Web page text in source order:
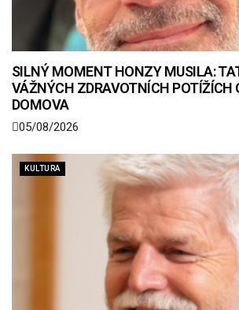
SILNÝ MOMENT HONZY MUSILA:
VÁŽNÝCH ZDRAVOTNÍCH POTÍŽÍCH
DOMOVA
05/08/2026
KULTURA